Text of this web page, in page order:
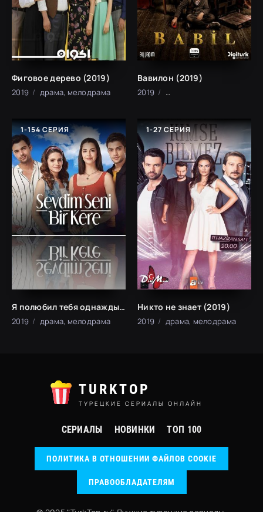
Фиговое дерево (2019)
2019 драма, мелодрама
Вавилон (2019)
2019 драма, криминал,
1-154 СЕРИЯ
Я полюбил тебя однажды (2019)
2019 драма, мелодрама
1-27 СЕРИЯ
Никто не знает (2019)
2019 драма, мелодрама
TURKTOP
ТУРЕЦКИЕ СЕРИАЛЫ ОНЛАЙН
СЕРИАЛЫ НОВИНКИ ТОП 100
ПОЛИТИКА В ОТНОШЕНИИ ФАЙЛОВ COOKIE
ПРАВООБЛАДАТЕЛЯМ